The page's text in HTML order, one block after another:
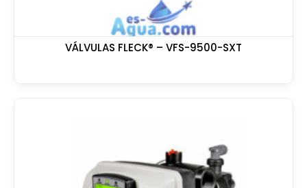
VÁLVULAS FLECK® – VFS-9500-SXT